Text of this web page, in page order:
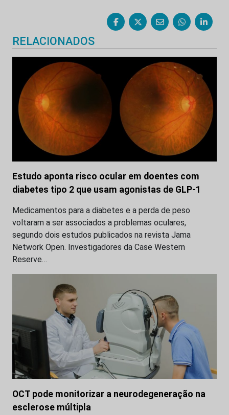
RELACIONADOS
Estudo aponta risco ocular em doentes com
diabetes tipo 2 que usam agonistas de GLP-1
Medicamentos para a diabetes e a perda de peso
voltaram a ser associados a problemas oculares,
segundo dois estudos publicados na revista Jama
Network Open. Investigadores da Case Western
Reserve…
OCT pode monitorizar a neurodegeneração na
esclerose múltipla